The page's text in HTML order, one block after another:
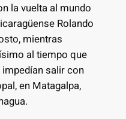
la vuelta al mundo
Rolando
mientras
al tiempo que
salir con
en Matagalpa,